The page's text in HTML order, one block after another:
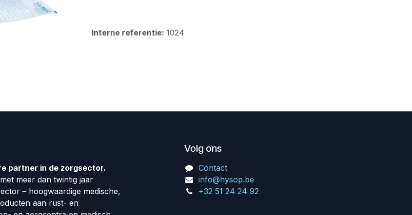
Interne referentie: 1024
partner in de zorgsector.
meer dan twintig jaar
– hoogwaardige medische,
aan rust- en
Volg ons
Contact
info@hysop.be
+32 51 24 24 92